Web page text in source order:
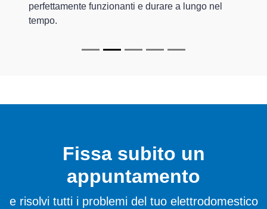
perfettamente funzionanti e durare a lungo nel
tempo.
Fissa subito un
appuntamento
e risolvi tutti i problemi del tuo elettrodomestico